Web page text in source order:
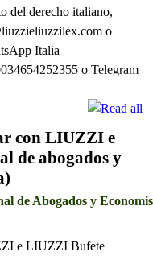
del derecho italiano,
o
Italia
o Telegram
con LIUZZI e
de abogados y
de Abogados y
e LIUZZI Bufete